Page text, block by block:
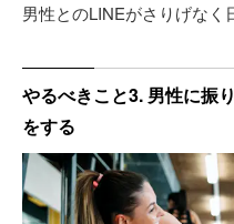
男性とのLINEがさりげなく
やるべきこと3. 男性に振
をする